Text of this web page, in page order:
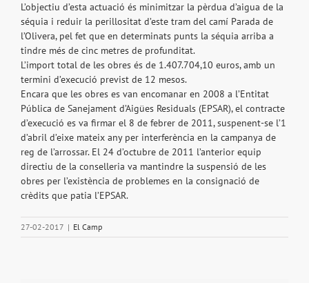
L’objectiu d’esta actuació és minimitzar la pèrdua d’aigua de la
séquia i reduir la perillositat d’este tram del camí Parada de
l’Olivera, pel fet que en determinats punts la séquia arriba a
tindre més de cinc metres de profunditat.
L’import total de les obres és de 1.407.704,10 euros, amb un
termini d’execució previst de 12 mesos.
Encara que les obres es van encomanar en 2008 a l’Entitat
Pública de Sanejament d’Aigües Residuals (EPSAR), el contracte
d’execució es va firmar el 8 de febrer de 2011, suspenent-se l’1
d’abril d’eixe mateix any per interferència en la campanya de
reg de l’arrossar. El 24 d’octubre de 2011 l’anterior equip
directiu de la conselleria va mantindre la suspensió de les
obres per l’existència de problemes en la consignació de
crèdits que patia l’EPSAR.
27-02-2017 | El Camp